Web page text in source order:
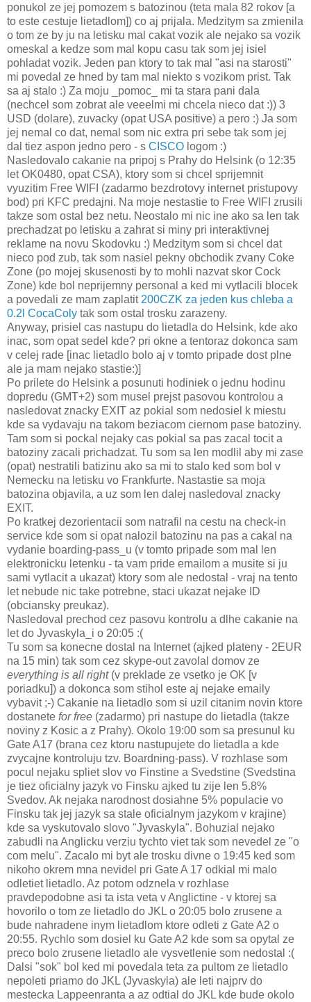
ponukol ze jej pomozem s batozinou (teta mala 82 rokov [a
to este cestuje lietadlom]) co aj prijala. Medzitym sa zmienila
o tom ze by ju na letisku mal cakat vozik ale nejako sa vozik
omeskal a kedze som mal kopu casu tak som jej isiel
pohladat vozik. Jeden pan ktory to tak mal "asi na starosti"
mi povedal ze hned by tam mal niekto s vozikom prist. Tak
sa aj stalo :) Za moju _pomoc_ mi ta stara pani dala
(nechcel som zobrat ale veeelmi mi chcela nieco dat :)) 3
USD (dolare), zuvacky (opat USA positive) a pero :) Ja som
jej nemal co dat, nemal som nic extra pri sebe tak som jej
dal tiez aspon jedno pero - s CISCO logom :)
Nasledovalo cakanie na pripoj s Prahy do Helsink (o 12:35
let OK0480, opat CSA), ktory som si chcel sprijemnit
vyuzitim Free WIFI (zadarmo bezdrotovy internet pristupovy
bod) pri KFC predajni. Na moje nestastie to Free WIFI zrusili
takze som ostal bez netu. Neostalo mi nic ine ako sa len tak
prechadzat po letisku a zahrat si miny pri interaktivnej
reklame na novu Skodovku :) Medzitym som si chcel dat
nieco pod zub, tak som nasiel pekny obchodik zvany Coke
Zone (po mojej skusenosti by to mohli nazvat skor Cock
Zone) kde bol neprijemny personal a ked mi vytlacili blocek
a povedali ze mam zaplatit 200CZK za jeden kus chleba a
0.2l CocaColy tak som ostal trosku zarazeny.
Anyway, prisiel cas nastupu do lietadla do Helsink, kde ako
inac, som opat sedel kde? pri okne a tentoraz dokonca sam
v celej rade [inac lietadlo bolo aj v tomto pripade dost plne
ale ja mam nejako stastie:)]
Po prilete do Helsink a posunuti hodiniek o jednu hodinu
dopredu (GMT+2) som musel prejst pasovou kontrolou a
nasledovat znacky EXIT az pokial som nedosiel k miestu
kde sa vydavaju na takom beziacom ciernom pase batoziny.
Tam som si pockal nejaky cas pokial sa pas zacal tocit a
batoziny zacali prichadzat. Tu som sa len modlil aby mi zase
(opat) nestratili batizinu ako sa mi to stalo ked som bol v
Nemecku na letisku vo Frankfurte. Nastastie sa moja
batozina objavila, a uz som len dalej nasledoval znacky
EXIT.
Po kratkej dezorientacii som natrafil na cestu na check-in
service kde som si opat nalozil batozinu na pas a cakal na
vydanie boarding-pass_u (v tomto pripade som mal len
elektronicku letenku - ta vam pride emailom a musite si ju
sami vytlacit a ukazat) ktory som ale nedostal - vraj na tento
let nebude nic take potrebne, staci ukazat nejake ID
(obciansky preukaz).
Nasledoval prechod cez pasovu kontrolu a dlhe cakanie na
let do Jyvaskyla_i o 20:05 :(
Tu som sa konecne dostal na Internet (ajked plateny - 2EUR
na 15 min) tak som cez skype-out zavolal domov ze
everything is all right(v preklade ze vsetko je OK [v
poriadku]) a dokonca som stihol este aj nejake emaily
vybavit ;-) Cakanie na lietadlo som si uzil citanim novin ktore
dostanete for free (zadarmo) pri nastupe do lietadla (takze
noviny z Kosic a z Prahy). Okolo 19:00 som sa presunul ku
Gate A17 (brana cez ktoru nastupujete do lietadla a kde
zvycajne kontroluju tzv. Boardning-pass). V rozhlase som
pocul nejaku spliet slov vo Finstine a Svedstine (Svedstina
je tiez oficialny jazyk vo Finsku ajked tu zije len 5.8%
Svedov. Ak nejaka narodnost dosiahne 5% populacie vo
Finsku tak jej jazyk sa stale oficialnym jazykom v krajine)
kde sa vyskutovalo slovo "Jyvaskyla". Bohuzial nejako
zabudli na Anglicku verziu tychto viet tak som nevedel ze "o
com melu". Zacalo mi byt ale trosku divne o 19:45 ked som
nikoho okrem mna nevidel pri Gate A 17 odkial mi malo
odletiet lietadlo. Az potom odznela v rozhlase
pravdepodobne asi ta ista veta v Anglictine - v ktorej sa
hovorilo o tom ze lietadlo do JKL o 20:05 bolo zrusene a
bude nahradene inym lietadlom ktore odleti z Gate A2 o
20:55. Rychlo som dosiel ku Gate A2 kde som sa opytal ze
preco bolo zrusene lietadlo ale vysvetlenie som nedostal :(
Dalsi "sok" bol ked mi povedala teta za pultom ze lietadlo
nepoleti priamo do JKL (Jyvaskyla) ale leti najprv do
mestecka Lappeenranta a az odtial do JKL kde bude okolo